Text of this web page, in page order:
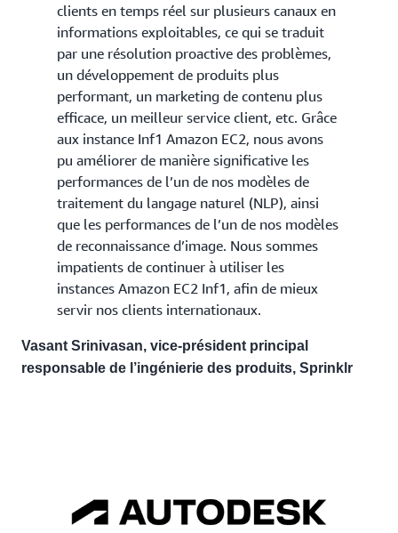
clients en temps réel sur plusieurs canaux en
informations exploitables, ce qui se traduit
par une résolution proactive des problèmes,
un développement de produits plus
performant, un marketing de contenu plus
efficace, un meilleur service client, etc. Grâce
aux instance Inf1 Amazon EC2, nous avons
pu améliorer de manière significative les
performances de l’un de nos modèles de
traitement du langage naturel (NLP), ainsi
que les performances de l’un de nos modèles
de reconnaissance d’image. Nous sommes
impatients de continuer à utiliser les
instances Amazon EC2 Inf1, afin de mieux
servir nos clients internationaux.
Vasant Srinivasan, vice-président principal
responsable de l’ingénierie des produits, Sprinklr